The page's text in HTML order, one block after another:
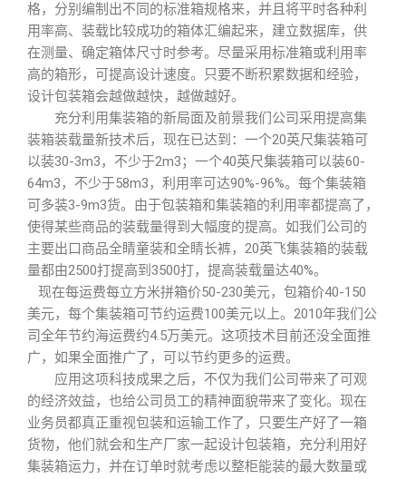
格，分别编制出不同的标准箱规格来，并且将平时各种利
用率高、装载比较成功的箱体汇编起来，建立数据库，供
在测量、确定箱体尺寸时参考。尽量采用标准箱或利用率
高的箱形，可提高设计速度。只要不断积累数据和经验，
设计包装箱会越做越快，越做越好。
充分利用集装箱的新局面及前景我们公司采用提高集
装箱装载量新技术后，现在已达到：一个20英尺集装箱可
以装30-3m3，不少于2m3；一个40英尺集装箱可以装60-
64m3，不少于58m3，利用率可达90%-96%。每个集装箱
可多装3-9m3货。由于包装箱和集装箱的利用率都提高了，
使得某些商品的装载量得到大幅度的提高。如我们公司的
主要出口商品全睛童装和全睛长裤，20英飞集装箱的装载
量都由2500打提高到3500打，提高装载量达40%。
现在每运费每立方米拼箱价50-230美元，包箱价40-150
美元，每个集装箱可节约运费100美元以上。2010年我们公
司全年节约海运费约4.5万美元。这项技术目前还没全面推
广，如果全面推广了，可以节约更多的运费。
应用这项科技成果之后，不仅为我们公司带来了可观
的经济效益，也给公司员工的精神面貌带来了变化。现在
业务员都真正重视包装和运输工作了，只要生产好了一箱
货物，他们就会和生产厂家一起设计包装箱，充分利用好
集装箱运力，并在订单时就考虑以整柜能装的最大数量或